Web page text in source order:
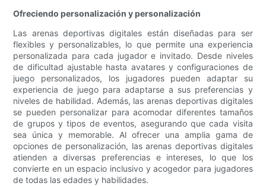
Ofreciendo personalización y personalización
Las arenas deportivas digitales están diseñadas para ser
flexibles y personalizables, lo que permite una experiencia
personalizada para cada jugador e invitado. Desde niveles
de dificultad ajustable hasta avatares y configuraciones de
juego personalizados, los jugadores pueden adaptar su
experiencia de juego para adaptarse a sus preferencias y
niveles de habilidad. Además, las arenas deportivas digitales
se pueden personalizar para acomodar diferentes tamaños
de grupos y tipos de eventos, asegurando que cada visita
sea única y memorable. Al ofrecer una amplia gama de
opciones de personalización, las arenas deportivas digitales
atienden a diversas preferencias e intereses, lo que los
convierte en un espacio inclusivo y acogedor para jugadores
de todas las edades y habilidades.